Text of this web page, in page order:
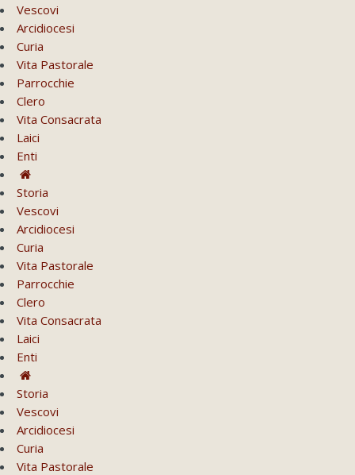
Vescovi
Arcidiocesi
Curia
Vita Pastorale
Parrocchie
Clero
Vita Consacrata
Laici
Enti
Storia
Vescovi
Arcidiocesi
Curia
Vita Pastorale
Parrocchie
Clero
Vita Consacrata
Laici
Enti
Storia
Vescovi
Arcidiocesi
Curia
Vita Pastorale